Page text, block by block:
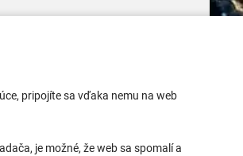
pripojíte sa vďaka nemu na web
je možné, že web sa spomalí a